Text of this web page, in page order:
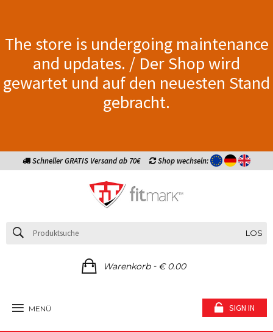
The store is undergoing maintenance
and updates. / Der Shop wird
gewartet und auf den neuesten Stand
gebracht.
Schneller GRATIS Versand ab 70€ Shop wechseln:
LOS
Warenkorb- € 0.00
MENÜ SIGN IN